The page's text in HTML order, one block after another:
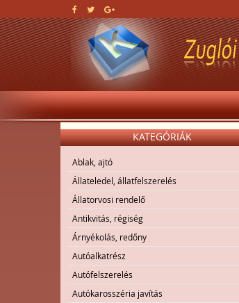
KATEGÓRIÁK
Ablak, ajtó
Állateledel, állatfelszerelés
Állatorvosi rendelő
Antikvitás, régiség
Árnyékolás, redőny
Autóalkatrész
Autófelszerelés
Autókarosszéria javítás